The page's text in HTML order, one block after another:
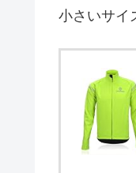
小さいサイ